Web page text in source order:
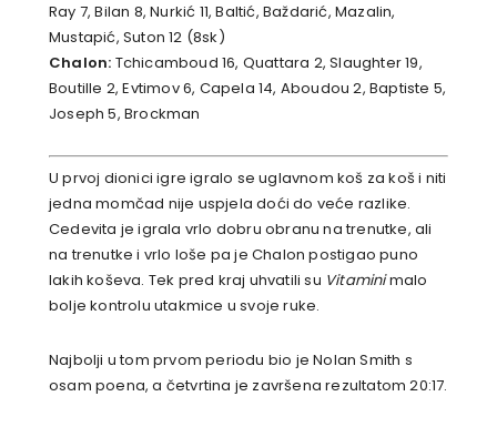
Ray 7, Bilan 8, Nurkić 11, Baltić, Baždarić, Mazalin,
Mustapić, Suton 12 (8sk)
Chalon: Tchicamboud 16, Quattara 2, Slaughter 19,
Boutille 2, Evtimov 6, Capela 14, Aboudou 2, Baptiste 5,
Joseph 5, Brockman
U prvoj dionici igre igralo se uglavnom koš za koš i niti
jedna momčad nije uspjela doći do veće razlike.
Cedevita je igrala vrlo dobru obranu na trenutke, ali
na trenutke i vrlo loše pa je Chalon postigao puno
lakih koševa. Tek pred kraj uhvatili su Vitaminimalo
bolje kontrolu utakmice u svoje ruke.
Najbolji u tom prvom periodu bio je Nolan Smith s
osam poena, a četvrtina je završena rezultatom 20:17.